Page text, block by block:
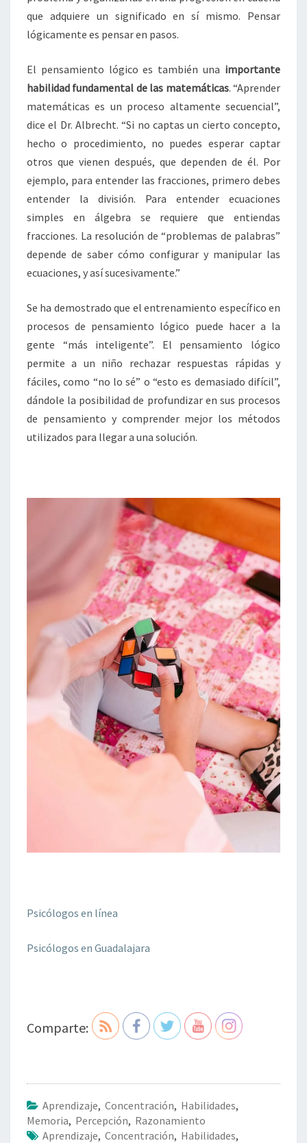
que adquiere un significado en sí mismo. Pensar
lógicamente es pensar en pasos.
El pensamiento lógico es también una importante
habilidad fundamental de las matemáticas. “Aprender
matemáticas es un proceso altamente secuencial”,
dice el Dr. Albrecht. “Si no captas un cierto concepto,
hecho o procedimiento, no puedes esperar captar
otros que vienen después, que dependen de él. Por
ejemplo, para entender las fracciones, primero debes
entender la división. Para entender ecuaciones
simples en álgebra se requiere que entiendas
fracciones. La resolución de “problemas de palabras”
depende de saber cómo configurar y manipular las
ecuaciones, y así sucesivamente.”
Se ha demostrado que el entrenamiento específico en
procesos de pensamiento lógico puede hacer a la
gente “más inteligente”. El pensamiento lógico
permite a un niño rechazar respuestas rápidas y
fáciles, como “no lo sé” o “esto es demasiado difícil”,
dándole la posibilidad de profundizar en sus procesos
de pensamiento y comprender mejor los métodos
utilizados para llegar a una solución.
Psicólogos en línea
Psicólogos en Guadalajara
Comparte:
Aprendizaje, Concentración, Habilidades,
Memoria, Percepción, Razonamiento
Aprendizaje, Concentración, Habilidades,